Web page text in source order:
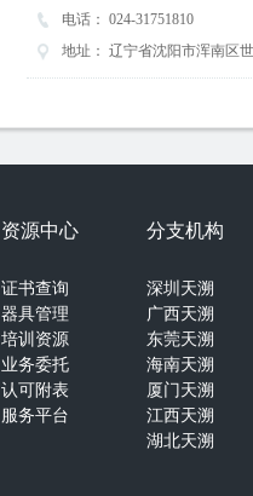
电话： 024-31751810
地址： 辽宁省沈阳市浑南区
资源中心
证书查询
器具管理
培训资源
业务委托
认可附表
服务平台
分支机构
深圳天溯
广西天溯
东莞天溯
海南天溯
厦门天溯
江西天溯
湖北天溯